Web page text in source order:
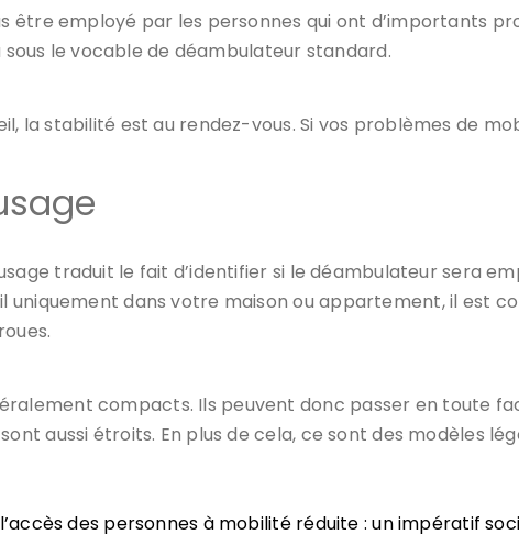
être employé par les personnes qui ont d’importants
le vocable de déambulateur standard.
la stabilité est au rendez-vous. Si vos problèmes de
traduit le fait d’identifier si le déambulateur sera
uniquement dans votre maison ou appartement, il est
compacts. Ils peuvent donc passer en toute
aussi étroits. En plus de cela, ce sont des modèles
des personnes à mobilité réduite : un impératif